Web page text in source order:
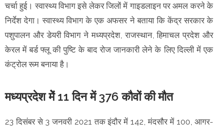
चर्चा हुई। स्वास्थ्य विभाग इसे लेकर जिलों में गाइडलाइन पर अमल करने के
निर्देश देगा। स्वास्थ्य विभाग के एक अफसर ने बताया कि केंद्र सरकार के
पशुपालन और डेयरी विभाग ने मध्यप्रदेश, राजस्थान, हिमाचल प्रदेश और
केरल में बर्ड फ्लू की पुष्टि के बाद रोज जानकारी लेने के लिए दिल्ली में एक
कंट्रोल रूम बनाया है।
मध्यप्रदेश मेें 11 दिन में 376 कौवों की मौत
23 दिसंबर से 3 जनवरी 2021 तक इंदौर में 142, मंदसौर में 100, आगर-